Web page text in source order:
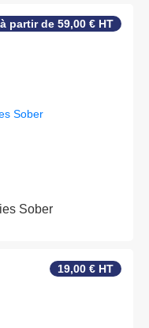
à partir de 59,00 € HT
Sober
19,00 € HT